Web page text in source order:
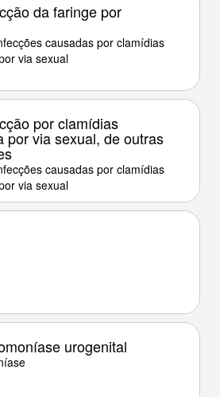
da faringe por
causadas por clamídias
via sexual
por clamídias
por via sexual, de outras
causadas por clamídias
via sexual
urogenital